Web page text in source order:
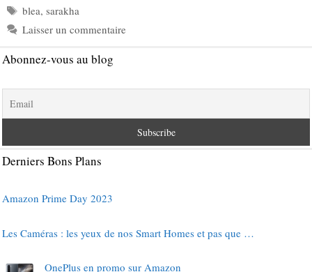
Étiquettes
blea, sarakha
Laisser un commentaire
Abonnez-vous au blog
Derniers Bons Plans
Amazon Prime Day 2023
Les Caméras : les yeux de nos Smart Homes et pas que …
OnePlus en promo sur Amazon